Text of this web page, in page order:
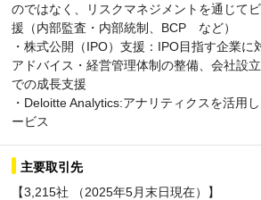
のではなく、リスクマネジメントを通じて
援（内部監査・内部統制、BCP など）
・株式公開（IPO）支援：IPO目指す企業に
アドバイス・経営管理体制の整備、会社設
での成長支援
・Deloitte Analytics:アナリティクスを活用
ービス
主要取引先
【3,215社 （2025年5月末日現在）】